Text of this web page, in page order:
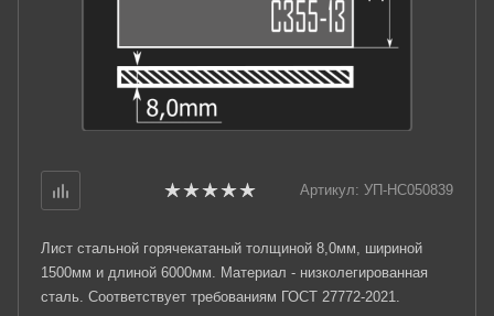
Артикул: УП-НС050839
Лист стальной горячекатаный толщиной 8,0мм, шириной
1500мм и длиной 6000мм. Материал - низколегированная
сталь. Соответствует требованиям ГОСТ 27772-2021.